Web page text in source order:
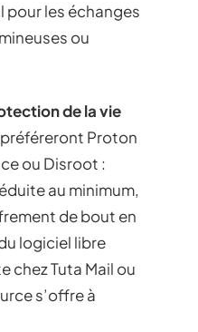
pour les échanges
ou
de la vie
Proton
ou Disroot :
au minimum,
de bout en
logiciel libre
chez Tuta Mail ou
s’offre à